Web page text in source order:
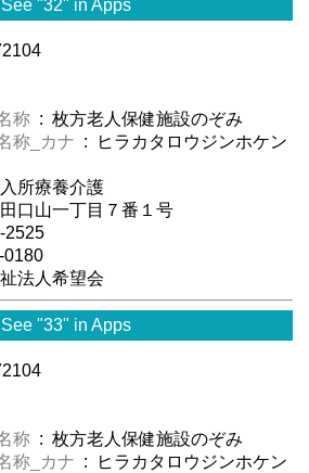
See "32" in Apps
称 : 枚方老人保健施設のぞみ
称_カナ : ヒラカタロウジンホケン
所療養介護
口山一丁目７番１号
2525
0180
法人希望会
See "33" in Apps
称 : 枚方老人保健施設のぞみ
称_カナ : ヒラカタロウジンホケン